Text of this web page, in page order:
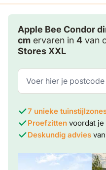
Apple Bee Condor
cm ervaren in 4 van
Stores XXL
7 unieke
Proefzitten voordat
Deskundig advies